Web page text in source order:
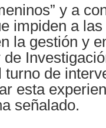
y a
impiden a
la gestión y
de
esta
señalado.